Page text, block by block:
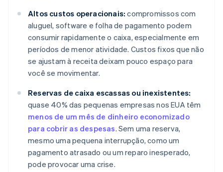
Altos custos operacionais: compromissos com
aluguel, software e folha de pagamento podem
consumir rapidamente o caixa, especialmente em
períodos de menor atividade. Custos fixos que não
se ajustam à receita deixam pouco espaço para
você se movimentar.
Reservas de caixa escassas ou inexistentes:
quase 40% das pequenas empresas nos EUA têm
menos de um mês de dinheiro economizado
para cobrir as despesas. Sem uma reserva,
mesmo uma pequena interrupção, como um
pagamento atrasado ou um reparo inesperado,
pode provocar uma crise.